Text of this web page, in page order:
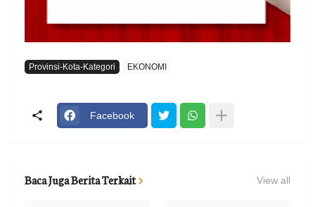
Provinsi-Kota-Kategori EKONOMI
Facebook
Baca Juga Berita Terkait View all